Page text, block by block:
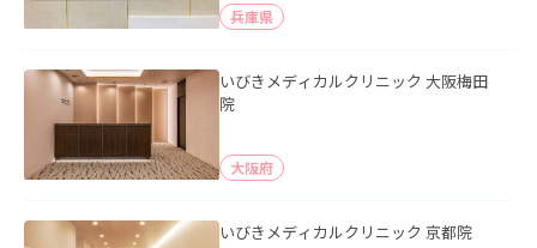
兵庫県
いびきメディカルクリニック 大阪梅田
院
大阪府
いびきメディカルクリニック 京都院